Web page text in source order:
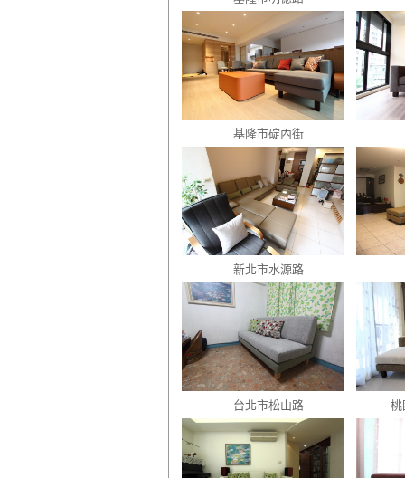
基隆市碇內街
新北市水源路
台北市松山路 桃